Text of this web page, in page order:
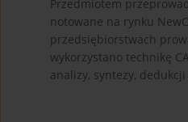
Przedmiotem
notowane na rynku
przedsiębiorstwach
wykorzystano technikę
analizy, syntezy,